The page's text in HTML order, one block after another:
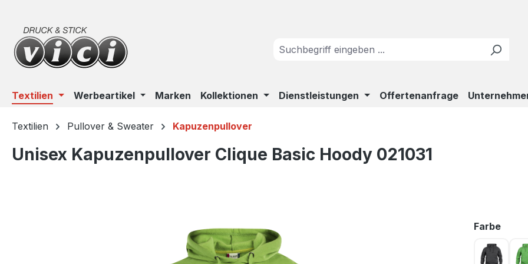
Textilien Werbeartikel Marken Kollektionen Dienstleistungen Offertenanfrage
Textilien Pullover & Sweater Kapuzenpullover
Unisex Kapuzenpullover Clique Basic Hoody 021031
Farbe